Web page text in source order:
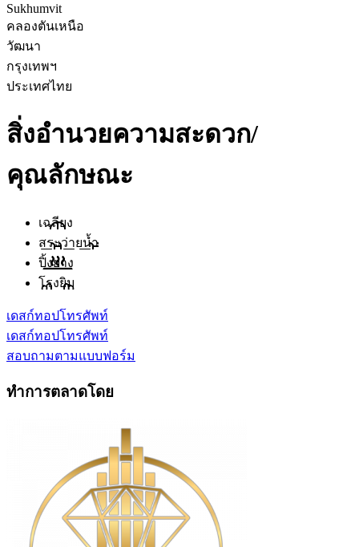
Sukhumvit
คลองตันเหนือ
วัฒนา
กรุงเทพฯ
ประเทศไทย
สิ่งอำนวยความสะดวก/
คุณลักษณะ
เฉลียง
สระว่ายน้ำ
ปิ้งย่าง
โรงยิม
เดสก์ทอปโทรศัพท์
เดสก์ทอปโทรศัพท์
สอบถามตามแบบฟอร์ม
ทำการตลาดโดย